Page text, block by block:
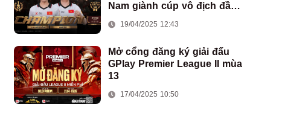
Nam giành cúp vô địch đầu
19/04/2025 12:43
Mở cổng đăng ký giải đấu
GPlay Premier League II mùa
13
17/04/2025 10:50